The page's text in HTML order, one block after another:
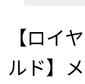
【ロイ
ルド】